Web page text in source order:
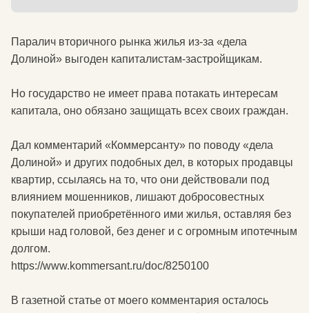
Паралич вторичного рынка жилья из-за «дела
Долиной» выгоден капиталистам-застройщикам.
Но государство не имеет права потакать интересам
капитала, оно обязано защищать всех своих граждан.
Дал комментарий «Коммерсанту» по поводу «дела
Долиной» и других подобных дел, в которых продавцы
квартир, ссылаясь на то, что они действовали под
влиянием мошенников, лишают добросовестных
покупателей приобретённого ими жилья, оставляя без
крыши над головой, без денег и с огромным ипотечным
долгом.
https://www.kommersant.ru/doc/8250100
В газетной статье от моего комментария осталось